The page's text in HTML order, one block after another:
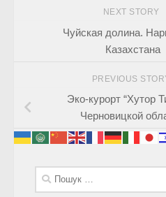
NEXT STORY
Чуйская долина.
Казахстана
PREVIOUS
Эко-курорт “Хутор
Черновицкой
Пошук: